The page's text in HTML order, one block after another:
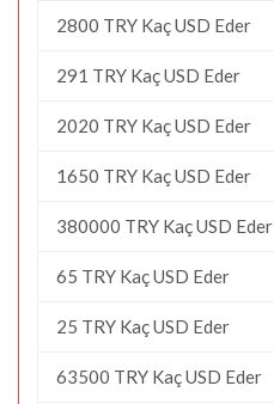
2800 TRY Kaç USD Eder
291 TRY Kaç USD Eder
2020 TRY Kaç USD Eder
1650 TRY Kaç USD Eder
380000 TRY Kaç USD Eder
65 TRY Kaç USD Eder
25 TRY Kaç USD Eder
63500 TRY Kaç USD Eder